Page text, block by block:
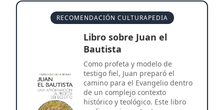
RECOMENDACIÓN CULTURAPEDIA
Libro sobre Juan el
Bautista
Como profeta y modelo de
testigo fiel, Juan preparó el
camino para el Evangelio dentro
de un complejo contexto
histórico y teológico. Este libro